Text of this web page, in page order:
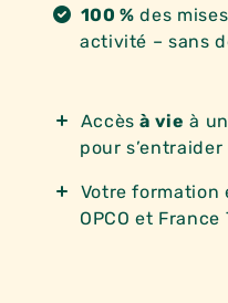
100 % des
activité – sans
Accèsà vie à
pour
Votre formation
OPCO et France